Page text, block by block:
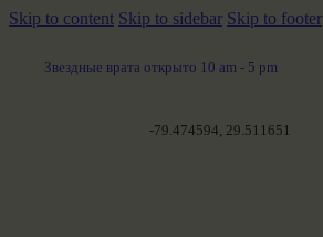
Skip to content Skip to sidebar Skip to footer
Звездные врата открыто 10 am - 5 pm
-79.474594, 29.511651